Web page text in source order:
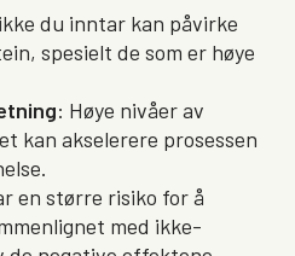
du inntar kan påvirke
spesielt de som er høye
: Høye nivåer av
kan akselerere prosessen
en større risiko for å
med ikke-